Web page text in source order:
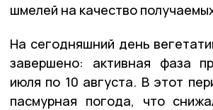
шмелей на качество
На сегодняшний день
завершено: активная фаза
июля по 10 августа. В этот
пасмурная погода, что